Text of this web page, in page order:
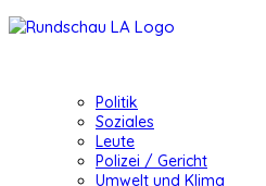
Politik
Soziales
Leute
Polizei / Gericht
Umwelt und Klima